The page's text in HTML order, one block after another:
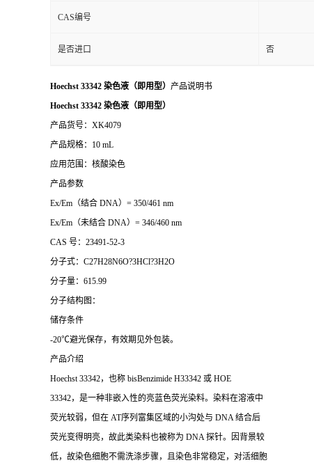
CAS编号
是否进口 否
Hoechst 33342 染色液（即用型） 产品说明书
Hoechst 33342 染色液（即用型）
产品货号：XK4079
产品规格：10 mL
应用范围：核酸染色
产品参数
Ex/Em（结合 DNA）= 350/461 nm
Ex/Em（未结合 DNA）= 346/460 nm
CAS 号：23491-52-3
分子式：C27H28N6O?3HCl?3H2O
分子量：615.99
分子结构图：
储存条件
-20℃避光保存，有效期见外包装。
产品介绍
Hoechst 33342，也称 bisBenzimide H33342 或 HOE
33342，是一种非嵌入性的亮蓝色荧光染料。染料在溶液中
荧光较弱，但在 AT序列富集区域的小沟处与 DNA 结合后
荧光变得明亮，故此类染料也被称为 DNA 探针。因背景较
低，故染色细胞不需洗涤步骤，且染色非常稳定，对活细胞